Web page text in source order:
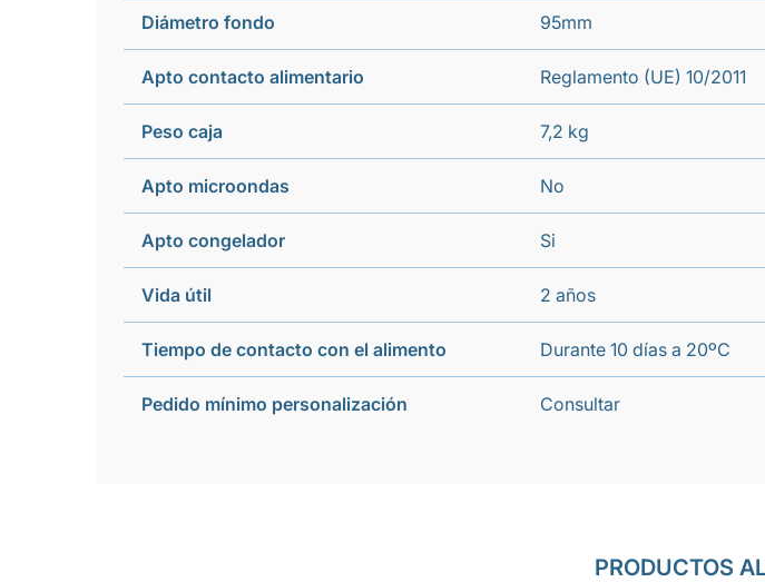
Diámetro fondo 95mm
Apto contacto alimentario Reglamento (UE) 10/2011
Peso caja 7,2 kg
Apto microondas No
Apto congelador Si
Vida útil 2 años
Tiempo de contacto con el alimento Durante 10 días a 20ºC
Pedido mínimo personalización Consultar
PRODUCTOS